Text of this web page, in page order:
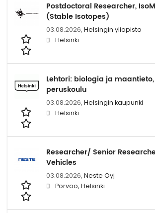
Postdoctoral Researcher,
(Stable Isotopes)
03.08.2026, Helsingin yliopisto
Helsinki
Lehtori: biologia ja
peruskoulu
03.08.2026, Helsingin kaupunki
Helsinki
Researcher/ Senior
Vehicles
03.08.2026, Neste Oyj
Porvoo, Helsinki